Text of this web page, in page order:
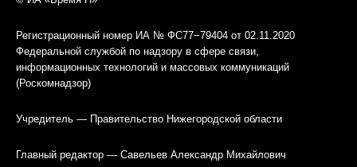
Регистрационный номер ИА № ФС77−79404 от 02.11.2020
Федеральной службой по надзору в сфере связи,
информационных технологий и массовых коммуникаций
(Роскомнадзор)
Учредитель — Правительство Нижегородской области
Главный редактор — Савельев Александр Михайлович